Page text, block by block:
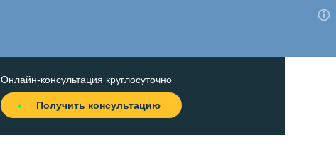
Онлайн-консультация круглосуточно
Получить консультацию